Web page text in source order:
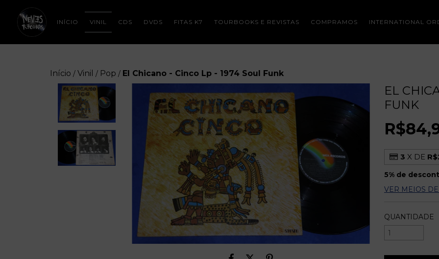
INÍCIO VINIL CDS DVDS FITAS K7 TOURBOOKS E REVISTAS COMPRAMOS INTERNATIONAL
Início / Vinil / Pop / El Chicano - Cinco Lp - 1974 Soul Funk
EL
FUNK
3 X DE
5% de
VER MEIOS
QUANTIDADE